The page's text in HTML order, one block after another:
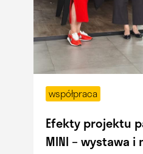
współpraca
Efekty projektu
MINI – wystawa i